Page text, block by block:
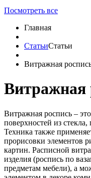
Посмотреть все
Главная
СтатьиСтатьи
Витражная
Витражная
Витражная роспись –
поверхностей из
Техника также
прорисовки элементов
картин. Расписной
изделия (роспись по
предметам мебели), а